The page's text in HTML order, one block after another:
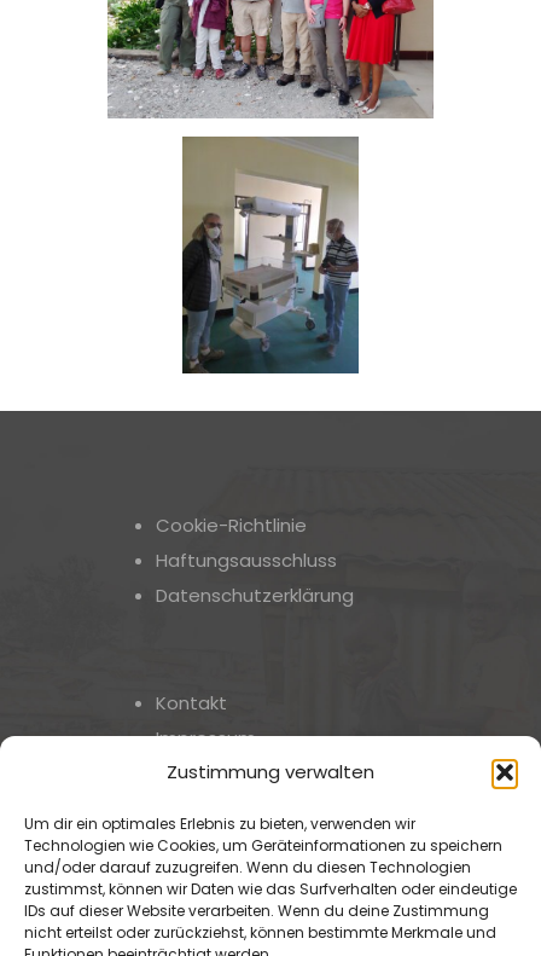
Zustimmung verwalten
Um dir ein optimales Erlebnis zu bieten, verwenden wir
Technologien wie Cookies, um Geräteinformationen zu speichern
und/oder darauf zuzugreifen. Wenn du diesen Technologien
zustimmst, können wir Daten wie das Surfverhalten oder eindeutige
IDs auf dieser Website verarbeiten. Wenn du deine Zustimmung
nicht erteilst oder zurückziehst, können bestimmte Merkmale und
Cookie-Richtlinie
Haftungsausschluss
Datenschutzerklärung
Kontakt
Impressum
Pro Watschinger - Eine Initiative des
Oberösterreichischen